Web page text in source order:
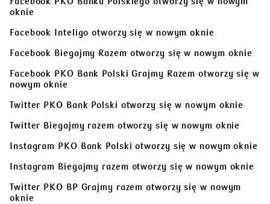
oknie
Facebook Inteligo otworzy się w nowym oknie
Facebook Biegajmy Razem otworzy się w nowym oknie
Facebook PKO Bank Polski Grajmy Razemotworzy się w
nowym oknie
Twitter PKO Bank Polski otworzy się w nowym oknie
Twitter Biegajmy razem otworzy się w nowym oknie
Instagram PKO Bank Polski otworzy się w nowym oknie
Instagram Biegajmy razem otworzy się w nowym oknie
Twitter PKO BP Grajmy razem otworzy się w nowym
oknie